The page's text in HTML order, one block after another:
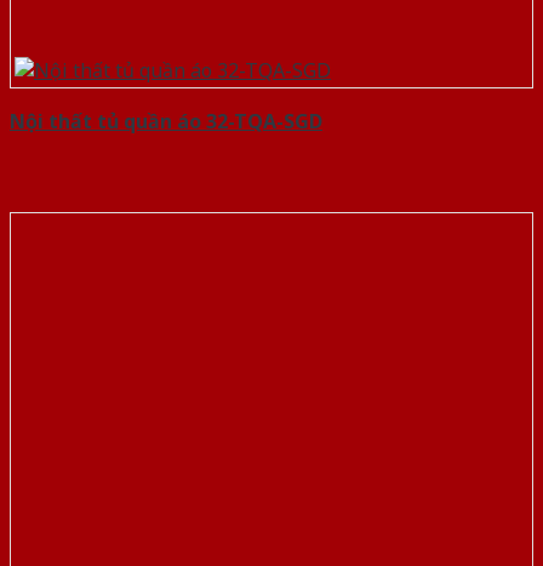
Nội thất tủ quần áo 32-TQA-SGD